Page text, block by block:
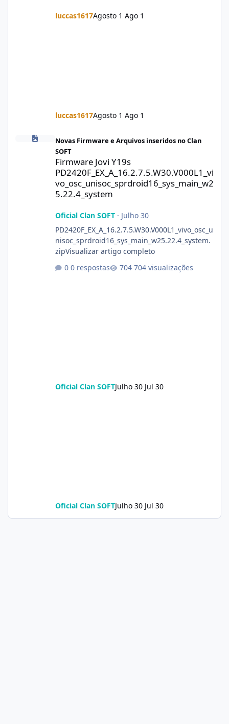
luccas1617Agosto 1 Ago 1
luccas1617Agosto 1 Ago 1
Firmware Jovi Y19s
Novas Firmware e Arquivos inseridos no Clan
SOFT
Firmware Jovi Y19s
PD2420F_EX_A_16.2.7.5.W30.V000L1_vi
vo_osc_unisoc_sprdroid16_sys_main_w2
5.22.4_system
Oficial Clan SOFT· Julho 30
PD2420F_EX_A_16.2.7.5.W30.V000L1_vivo_osc_u
nisoc_sprdroid16_sys_main_w25.22.4_system.
zipVisualizar artigo completo
0 respostas
704 visualizações
Oficial Clan SOFTJulho 30 Jul 30
Oficial Clan SOFTJulho 30 Jul 30